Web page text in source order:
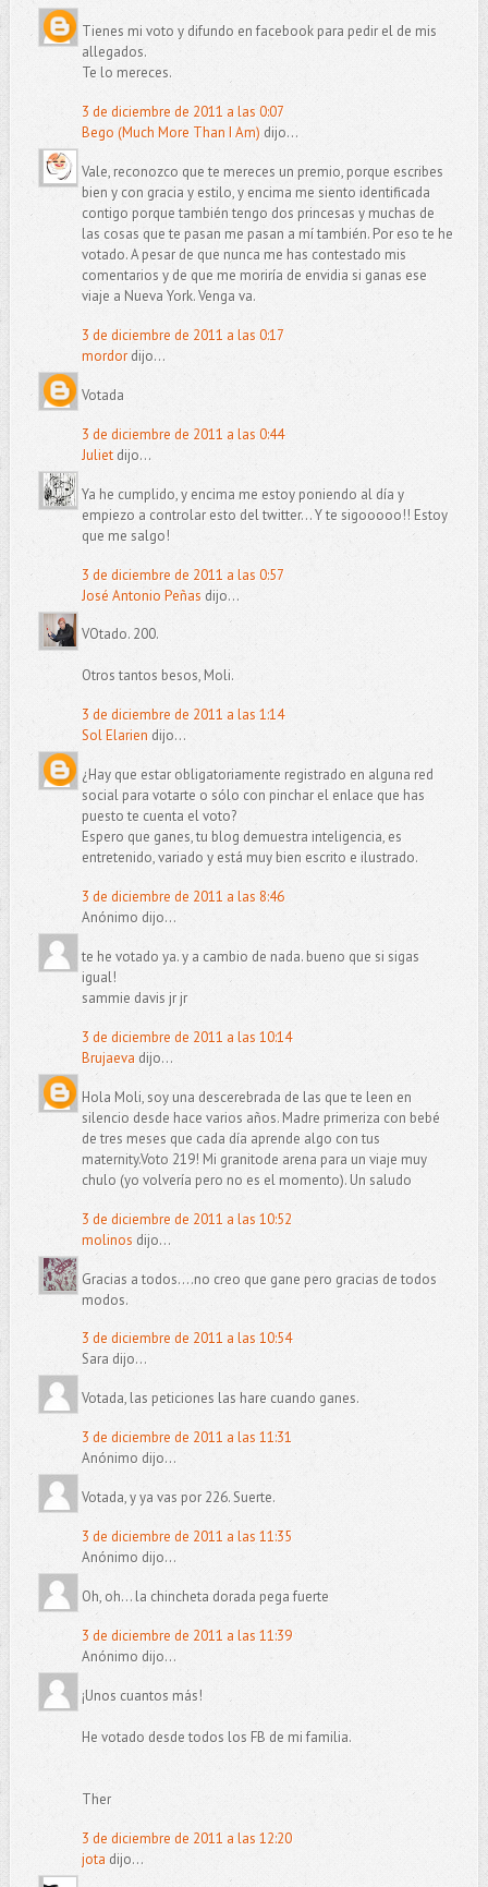
Tienes mi voto y difundo en facebook para pedir el de mis
allegados.
Te lo mereces.
3 de diciembre de 2011 a las 0:07
Bego (Much More Than I Am) dijo...
Vale, reconozco que te mereces un premio, porque escribes
bien y con gracia y estilo, y encima me siento identificada
contigo porque también tengo dos princesas y muchas de
las cosas que te pasan me pasan a mí también. Por eso te he
votado. A pesar de que nunca me has contestado mis
comentarios y de que me moriría de envidia si ganas ese
viaje a Nueva York. Venga va.
3 de diciembre de 2011 a las 0:17
mordordijo...
Votada
3 de diciembre de 2011 a las 0:44
Julietdijo...
Ya he cumplido, y encima me estoy poniendo al día y
empiezo a controlar esto del twitter... Y te sigooooo!! Estoy
que me salgo!
3 de diciembre de 2011 a las 0:57
José Antonio Peñas dijo...
VOtado. 200.
Otros tantos besos, Moli.
3 de diciembre de 2011 a las 1:14
Sol Elarien dijo...
¿Hay que estar obligatoriamente registrado en alguna red
social para votarte o sólo con pinchar el enlace que has
puesto te cuenta el voto?
Espero que ganes, tu blog demuestra inteligencia, es
entretenido, variado y está muy bien escrito e ilustrado.
3 de diciembre de 2011 a las 8:46
Anónimo dijo...
te he votado ya. y a cambio de nada. bueno que si sigas
igual!
sammie davis jr jr
3 de diciembre de 2011 a las 10:14
Brujaeva dijo...
Hola Moli, soy una descerebrada de las que te leen en
silencio desde hace varios años. Madre primeriza con bebé
de tres meses que cada día aprende algo con tus
maternity.Voto 219! Mi granitode arena para un viaje muy
chulo (yo volvería pero no es el momento). Un saludo
3 de diciembre de 2011 a las 10:52
molinos dijo...
Gracias a todos....no creo que gane pero gracias de todos
modos.
3 de diciembre de 2011 a las 10:54
Sara dijo...
Votada, las peticiones las hare cuando ganes.
3 de diciembre de 2011 a las 11:31
Anónimo dijo...
Votada, y ya vas por 226. Suerte.
3 de diciembre de 2011 a las 11:35
Anónimo dijo...
Oh, oh... la chincheta dorada pega fuerte
3 de diciembre de 2011 a las 11:39
Anónimo dijo...
¡Unos cuantos más!
He votado desde todos los FB de mi familia.
Ther
3 de diciembre de 2011 a las 12:20
jota dijo...